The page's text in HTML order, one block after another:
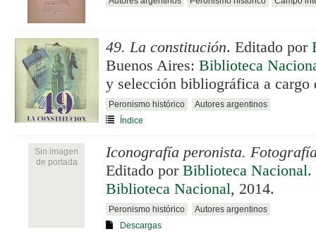
49. La constitución. Editado por
Buenos Aires: Biblioteca
y selección bibliográfica a cargo
Peronismo histórico
Autores argentinos
Índice
Sin imagen
de portada
Iconografía peronista.
Editado por Biblioteca Nacional.
Biblioteca Nacional, 2014.
Peronismo histórico
Autores argentinos
Descargas